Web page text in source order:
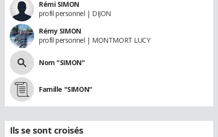
Rémi SIMON
profil personnel | DIJON
Rémy SIMON
profil personnel | MONTMORT LUCY
Nom "SIMON"
Famille "SIMON"
Ils se sont croisés